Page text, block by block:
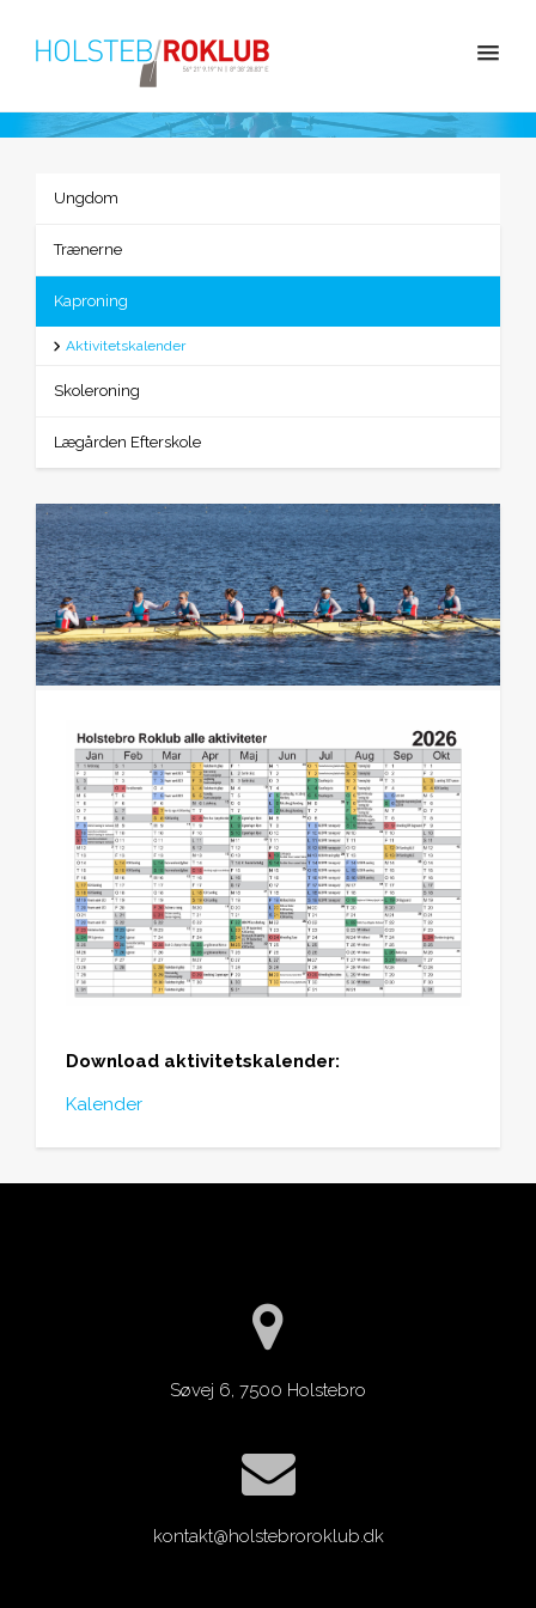
Ungdom
Trænerne
Kaproning
Aktivitetskalender
Skoleroning
Lægården Efterskole
Download aktivitetskalender:
Kalender
Søvej 6, 7500 Holstebro
kontakt@holstebroroklub.dk